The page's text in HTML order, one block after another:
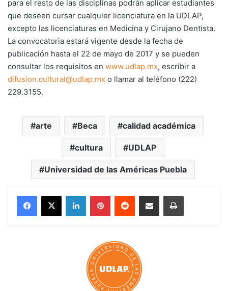
para el resto de las disciplinas podrán aplicar estudiantes
que deseen cursar cualquier licenciatura en la UDLAP,
excepto las licenciaturas en Medicina y Cirujano Dentista.
La convocatoria estará vigente desde la fecha de
publicación hasta el 22 de mayo de 2017 y se pueden
consultar los requisitos en www.udlap.mx, escribir a
difusion.cultural@udlap.mx o llamar al teléfono (222)
229.3155.
arte Beca calidad académica
cultura UDLAP
Universidad de las Américas Puebla
LinkedInPinterestReddit Share via Email Print